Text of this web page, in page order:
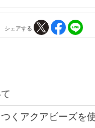
シェアする
くアクアビーズを